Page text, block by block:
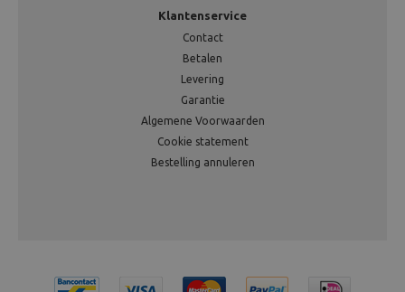
Klantenservice
Contact
Betalen
Levering
Garantie
Algemene Voorwaarden
Cookie statement
Bestelling annuleren